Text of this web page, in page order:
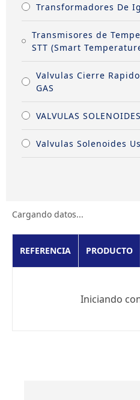
Transformadores De
Transmisores de
STT (Smart
Valvulas Cierre Rapido
GAS
VALVULAS
Valvulas Solenoides
Cargando datos...
REFERENCIA PRODUCTO
Iniciando